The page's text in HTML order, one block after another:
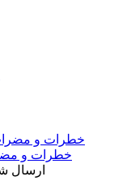
خطرات و
ارسال